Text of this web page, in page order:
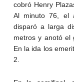
cobró Henry
Al minuto 76, el
disparó a larga
metros y anotó el
En la ida los
2.